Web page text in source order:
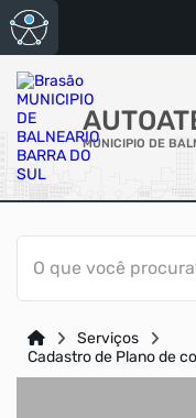
MUNICIPIO DE
ACESSO RÁPIDO
Acessibilidade
Transparência
O que você
Serviços